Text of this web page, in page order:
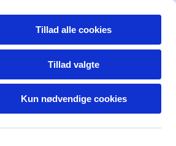
Tillad alle cookies
Tillad valgte
Kun nødvendige cookies